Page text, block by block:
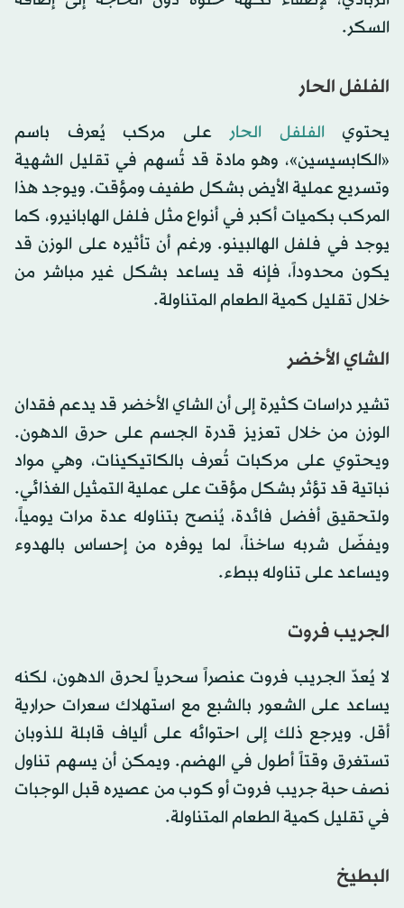
السكر.
الفلفل الحار
يحتوي الفلفل الحار على مركب يُعرف باسم
«الكابسيسين»، وهو مادة قد تُسهم في تقليل الشهية
وتسريع عملية الأيض بشكل طفيف ومؤقت. ويوجد هذا
المركب بكميات أكبر في أنواع مثل فلفل الهابانيرو، كما
يوجد في فلفل الهالبينو. ورغم أن تأثيره على الوزن قد
يكون محدوداً، فإنه قد يساعد بشكل غير مباشر من
خلال تقليل كمية الطعام المتناولة.
الشاي الأخضر
تشير دراسات كثيرة إلى أن الشاي الأخضر قد يدعم فقدان
الوزن من خلال تعزيز قدرة الجسم على حرق الدهون.
ويحتوي على مركبات تُعرف بالكاتيكينات، وهي مواد
نباتية قد تؤثر بشكل مؤقت على عملية التمثيل الغذائي.
ولتحقيق أفضل فائدة، يُنصح بتناوله عدة مرات يومياً،
ويفضّل شربه ساخناً، لما يوفره من إحساس بالهدوء
ويساعد على تناوله ببطء.
الجريب فروت
لا يُعدّ الجريب فروت عنصراً سحرياً لحرق الدهون، لكنه
يساعد على الشعور بالشبع مع استهلاك سعرات حرارية
أقل. ويرجع ذلك إلى احتوائه على ألياف قابلة للذوبان
تستغرق وقتاً أطول في الهضم. ويمكن أن يسهم تناول
نصف حبة جريب فروت أو كوب من عصيره قبل الوجبات
في تقليل كمية الطعام المتناولة.
البطيخ